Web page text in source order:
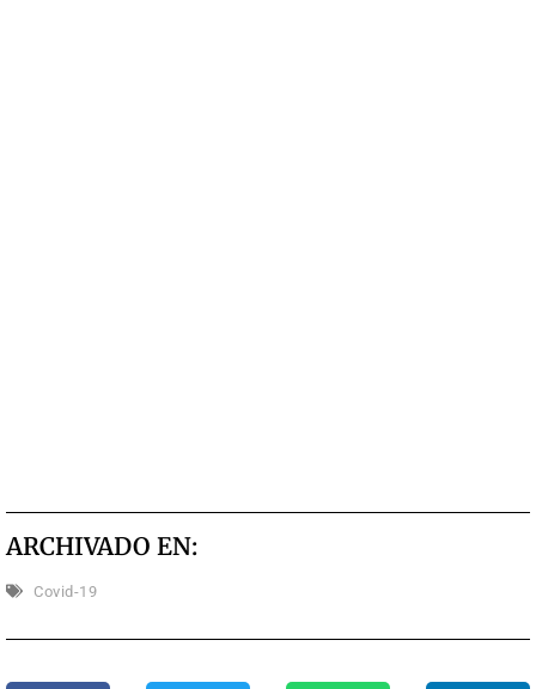
ARCHIVADO EN:
Covid-19